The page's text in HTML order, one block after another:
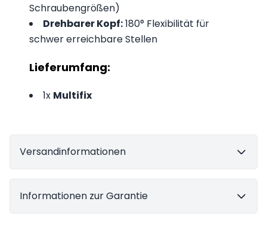
Schraubengrößen)
Drehbarer Kopf:180° Flexibilität für
schwer erreichbare Stellen
Lieferumfang:
1x Multifix
Versandinformationen
Informationen zur Garantie